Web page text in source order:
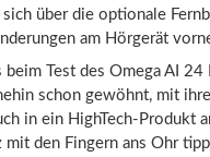
über die optionale
am Hörgerät
beim Test des Omega AI
schon gewöhnt, mit
in ein HighTech-Produkt
mit den Fingern ans Ohr